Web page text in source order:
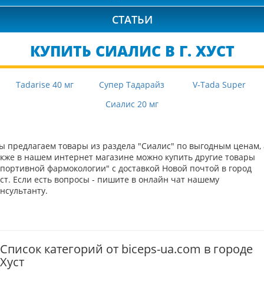
СТАТЬИ
КУПИТЬ СИАЛИС В Г. ХУСТ
Tadarise 40 мг Супер Тадарайз
V-Tada Super
Сиалис 20 мг
предлагаем товары из раздела "Сиалис" по выгодным ценам,
в нашем интернет магазине можно купить другие товары
фармокологии" с доставкой Новой почтой в город
Если есть вопросы - пишите в онлайн чат нашему
Список категорий от biceps-ua.com в городе
Хуст